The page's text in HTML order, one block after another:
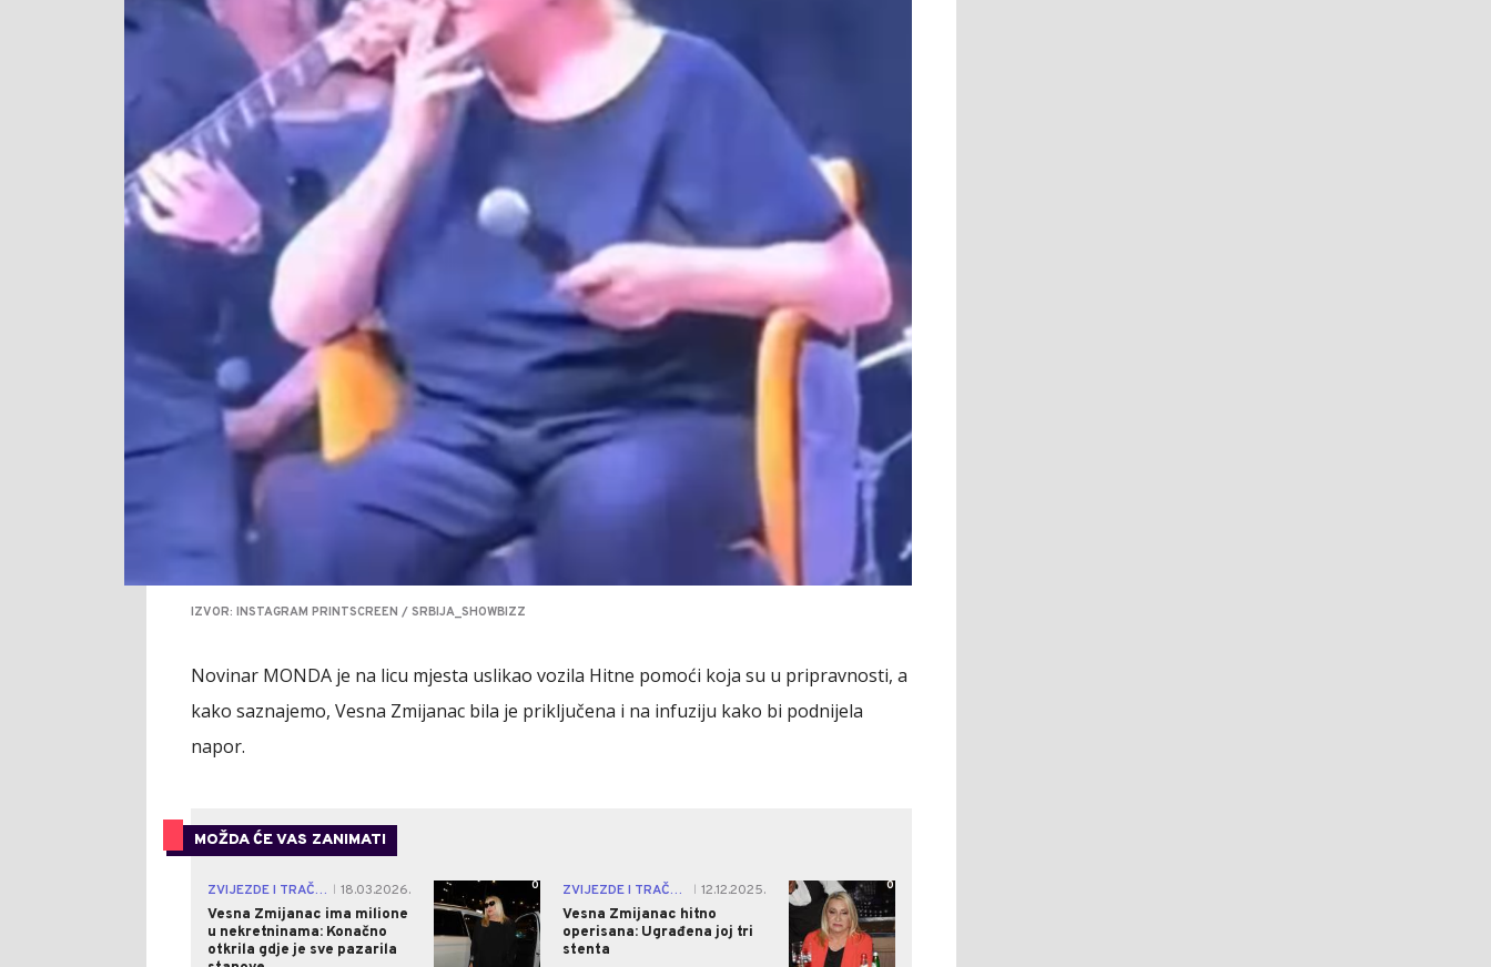
IZVOR: INSTAGRAM PRINTSCREEN / SRBIJA_SHOWBIZZ
Novinar MONDA je na licu mjesta uslikao vozila Hitne pomoći koja su u pripravnosti, a
kako saznajemo, Vesna Zmijanac bila je priključena i na infuziju kako bi podnijela
napor.
MOŽDA ĆE VAS ZANIMATI
ZVIJEZDE I TRAČEVI
18.03.2026.
Vesna Zmijanac ima milione
u nekretninama: Konačno
otkrila gdje je sve pazarila
0 ZVIJEZDE I TRAČEVI
12.12.2025.
Vesna Zmijanac hitno
operisana: Ugrađena joj tri
stenta
0